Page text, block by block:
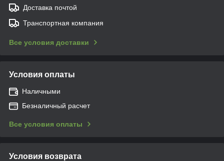
Доставка почтой
Транспортная компания
Все условия доставки
Условия оплаты
Наличными
Безналичный расчет
Все условия оплаты
Условия возврата